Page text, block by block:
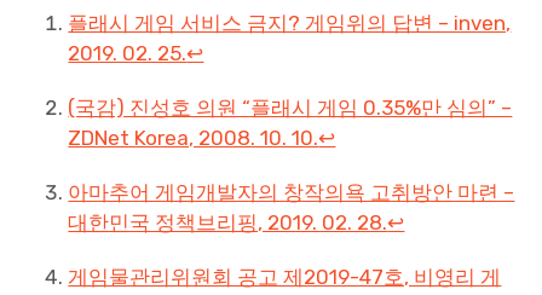
플래시 게임 서비스 금지? 게임위의 답변 – inven,
2019. 02. 25.↩
(국감) 진성호 의원 “플래시 게임 0.35%만 심의” –
ZDNet Korea, 2008. 10. 10.↩
아마추어 게임개발자의 창작의욕 고취방안 마련 –
대한민국 정책브리핑, 2019. 02. 28.↩
게임물관리위원회 공고 제2019-47호, 비영리 게